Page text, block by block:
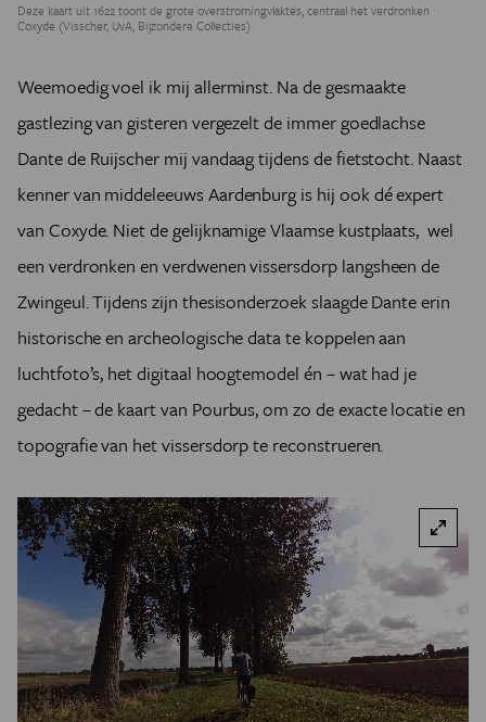
Deze kaart uit 1622 toont de grote overstromingvlaktes, centraal het verdronken
Coxyde (Visscher, UvA, Bijzondere Collecties)
Weemoedig voel ik mij allerminst. Na de gesmaakte
gastlezing van gisteren vergezelt de immer goedlachse
Dante de Ruijscher mij vandaag tijdens de fietstocht. Naast
kenner van middeleeuws Aardenburg is hij ook dé expert
van Coxyde. Niet de gelijknamige Vlaamse kustplaats, wel
een verdronken en verdwenen vissersdorp langsheen de
Zwingeul. Tijdens zijn thesisonderzoek slaagde Dante erin
historische en archeologische data te koppelen aan
luchtfoto’s, het digitaal hoogtemodel én – wat had je
gedacht – de kaart van Pourbus, om zo de exacte locatie en
topografie van het vissersdorp te reconstrueren.